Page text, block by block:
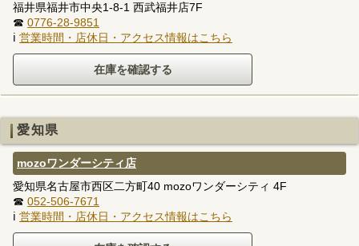
福井県福井市中央1-8-1 西武福井店7F
☎ 0776-28-9851
ℹ 営業時間・店休日・アクセス情報はこちら
愛知県
mozoワンダーシティ店
愛知県名古屋市西区二方町40 mozoワンダーシティ 4F
☎ 052-506-7671
ℹ 営業時間・店休日・アクセス情報はこちら